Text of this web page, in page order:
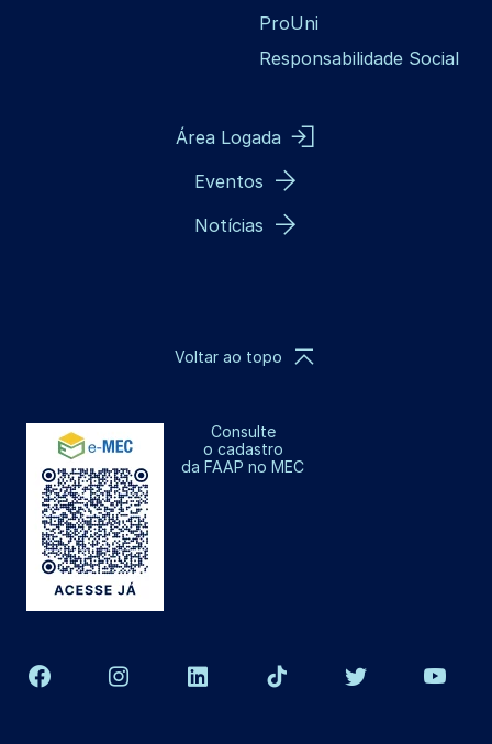
ProUni
Responsabilidade Social
Área Logada
Eventos
Notícias
Consulte
o cadastro
da FAAP no MEC
Voltar ao topo